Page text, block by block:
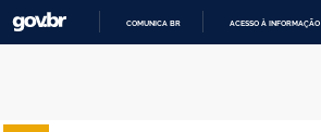
COMUNICA BR ACESSO À INFORMAÇÃO